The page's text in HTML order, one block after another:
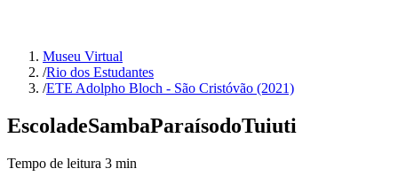
Museu Virtual
/Rio dos Estudantes
/ETE Adolpho Bloch - São Cristóvão (2021)
EscoladeSambaParaísodoTuiuti
Tempo de leitura 3 min